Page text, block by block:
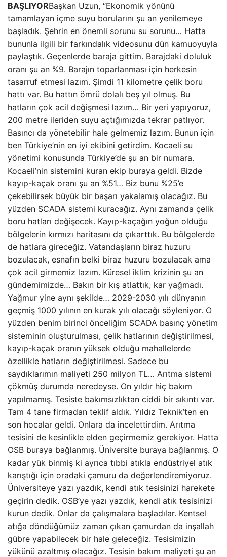
BAŞLIYORBaşkan Uzun, “Ekonomik yönünü
tamamlayan içme suyu borularını şu an yenilemeye
başladık. Şehrin en önemli sorunu su sorunu… Hatta
bununla ilgili bir farkındalık videosunu dün kamuoyuyla
paylaştık. Geçenlerde baraja gittim. Barajdaki doluluk
oranı şu an %9. Barajın toparlanması için herkesin
tasarruf etmesi lazım. Şimdi 11 kilometre çelik boru
hattı var. Bu hattın ömrü dolalı beş yıl olmuş. Bu
hatların çok acil değişmesi lazım… Bir yeri yapıyoruz,
200 metre ileriden suyu açtığımızda tekrar patlıyor.
Basıncı da yönetebilir hale gelmemiz lazım. Bunun için
ben Türkiye’nin en iyi ekibini getirdim. Kocaeli su
yönetimi konusunda Türkiye’de şu an bir numara.
Kocaeli’nin sistemini kuran ekip buraya geldi. Bizde
kayıp-kaçak oranı şu an %51… Biz bunu %25’e
çekebilirsek büyük bir başarı yakalamış olacağız. Bu
yüzden SCADA sistemi kuracağız. Aynı zamanda çelik
boru hatları değişecek. Kayıp-kaçağın yoğun olduğu
bölgelerin kırmızı haritasını da çıkarttık. Bu bölgelerde
de hatlara gireceğiz. Vatandaşların biraz huzuru
bozulacak, esnafın belki biraz huzuru bozulacak ama
çok acil girmemiz lazım. Küresel iklim krizinin şu an
gündemimizde… Bakın bir kış atlattık, kar yağmadı.
Yağmur yine aynı şekilde… 2029-2030 yılı dünyanın
geçmiş 1000 yılının en kurak yılı olacağı söyleniyor. O
yüzden benim birinci önceliğim SCADA basınç yönetim
sisteminin oluşturulması, çelik hatlarının değiştirilmesi,
kayıp-kaçak oranın yüksek olduğu mahallelerde
özellikle hatların değiştirilmesi. Sadece bu
saydıklarımın maliyeti 250 milyon TL… Arıtma sistemi
çökmüş durumda neredeyse. On yıldır hiç bakım
yapılmamış. Tesiste bakımsızlıktan ciddi bir sıkıntı var.
Tam 4 tane firmadan teklif aldık. Yıldız Teknik’ten en
son hocalar geldi. Onlara da incelettirdim. Arıtma
tesisini de kesinlikle elden geçirmemiz gerekiyor. Hatta
OSB buraya bağlanmış. Üniversite buraya bağlanmış. O
kadar yük binmiş ki ayrıca tıbbi atıkla endüstriyel atık
karıştığı için oradaki çamuru da değerlendiremiyoruz.
Üniversiteye yazı yazdık, kendi atık tesisinizi harekete
geçirin dedik. OSB’ye yazı yazdık, kendi atık tesisinizi
kurun dedik. Onlar da çalışmalara başladılar. Kentsel
atığa döndüğümüz zaman çıkan çamurdan da inşallah
gübre yapabilecek bir hale geleceğiz. Tesisimizin
yükünü azaltmış olacağız. Tesisin bakım maliyeti şu an